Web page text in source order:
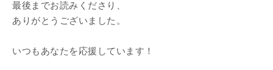
最後までお読みくださり、
ありがとうございました。
いつもあなたを応援しています！